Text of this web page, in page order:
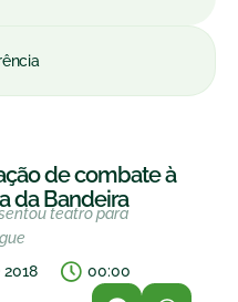
de combate à
da Bandeira
teatro para
00:00